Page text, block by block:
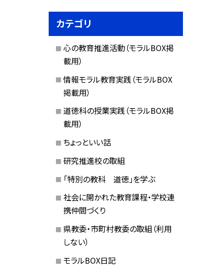
カテゴリ
心の教育推進活動（モラルBOX掲
載用）
情報モラル教育実践（モラルBOX
掲載用）
道徳科の授業実践（モラルBOX掲
載用）
ちょっといい話
研究推進校の取組
「特別の教科 道徳」を学ぶ
社会に開かれた教育課程・学校連
携仲間づくり
県教委・市町村教委の取組（利用
しない）
モラルBOX日記